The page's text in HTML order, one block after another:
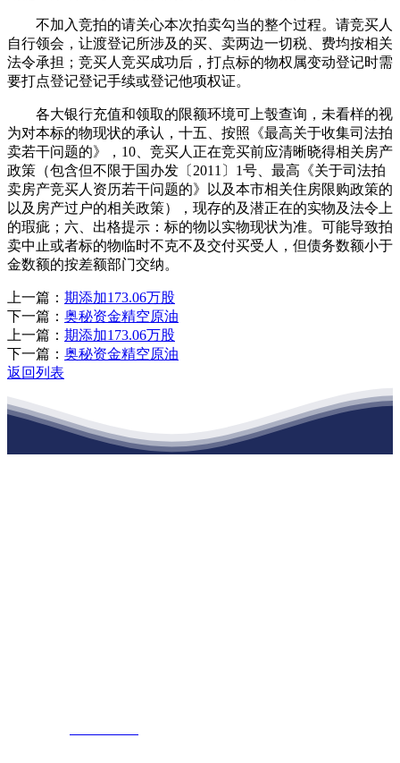
不加入竞拍的请关心本次拍卖勾当的整个过程。请竞买人
自行领会，让渡登记所涉及的买、卖两边一切税、费均按相关
法令承担；竞买人竞买成功后，打点标的物权属变动登记时需
要打点登记登记手续或登记他项权证。
各大银行充值和领取的限额环境可上彀查询，未看样的视
为对本标的物现状的承认，十五、按照《最高关于收集司法拍
卖若干问题的》，10、竞买人正在竞买前应清晰晓得相关房产
政策（包含但不限于国办发〔2011〕1号、最高《关于司法拍
卖房产竞买人资历若干问题的》以及本市相关住房限购政策的
以及房产过户的相关政策），现存的及潜正在的实物及法令上
的瑕疵；六、出格提示：标的物以实物现状为准。可能导致拍
卖中止或者标的物临时不克不及交付买受人，但债务数额小于
金数额的按差额部门交纳。
上一篇： 期添加173.06万股
下一篇： 奥秘资金精空原油
上一篇： 期添加173.06万股
下一篇： 奥秘资金精空原油
返回列表